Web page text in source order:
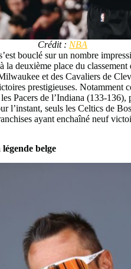
Crédit : NBA
bouclé sur un nombre
la deuxième place du
et des Cavaliers de
prestigieuses. Notamment
Pacers de l’Indiana (133-
l’instant, seuls les Celtics de
ayant enchaîné neuf
belge